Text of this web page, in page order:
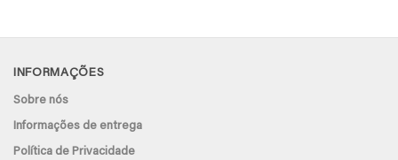
INFORMAÇÕES
Sobre nós
Informações de entrega
Política de Privacidade